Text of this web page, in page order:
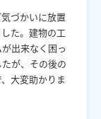
づかいに放置
た。建物の工
出来なく困っ
が、その後の
大変助かりま